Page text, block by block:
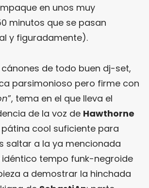
en unos muy
minutos que se pasan
y figuradamente).
cánones de todo buen dj-set,
parsimonioso pero firme con
”, tema en el que lleva el
de la voz de Hawthorne
cool suficiente para
saltar a la ya mencionada
idéntico tempo funk-negroide
a demostrar la hinchada